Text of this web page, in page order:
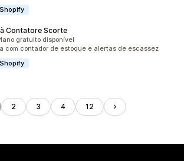
Contatore Scorte
ao todo
gratuito disponível
com contador de estoque e alertas de escassez
2 3 4 12